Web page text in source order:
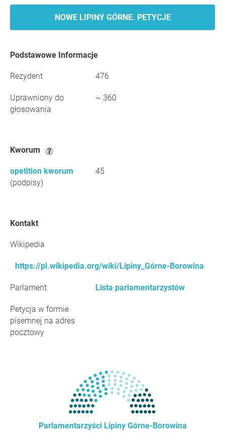
NOWE LIPINY GÓRNE. PETYCJE
Podstawowe Informacje
Rezydent 476
Uprawniony do
głosowania
~ 360
Kworum
opetition kworum
(podpisy)
45
Kontakt
Wikipedia
https://pl.wikipedia.org/wiki/Lipiny_Górne-Borowina
Parlament Lista parlamentarzystów
Petycja w formie
pisemnej na adres
pocztowy
Parlamentarzyści Lipiny Górne-Borowina